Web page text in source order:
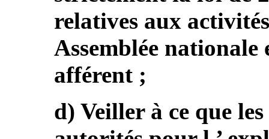
relatives aux
Assemblée nationale
afférent ;
d) Veiller à ce que